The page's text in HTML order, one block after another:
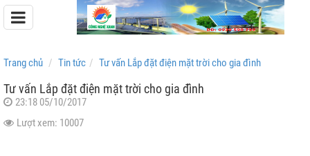
Pin Lưu Trữ Easyway
Trang chủ Tin tức Tư vấn Lắp đặt điện mặt trời cho gia đình
Tư vấn Lắp đặt điện mặt trời cho gia đình
23:18 05/10/2017
Lượt xem: 10007